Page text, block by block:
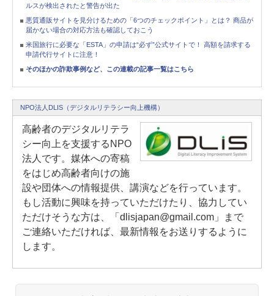
ルスが検出されたと警告が出た
悪質通販サイトを見分けるための「6つのチェックポイント」とは？ 商品が
届かない場合の対応方法も確認しておこう
米国旅行に必要な「ESTA」の申請は“必ず”公式サイトで！ 高額を請求する
申請代行サイトに注意！
そのほかの詐欺事例など、この連載の記事一覧はこちら
NPO法人DLIS（デジタルリテラシー向上機構）
高齢者のデジタルリテラ
シー向上を支援するNPO
法人です。媒体への寄稿
をはじめ高齢者向けの施
設や団体への情報提供、講演などを行っています。
もし活動に興味を持っていただけたり、協力してい
ただけそうな方は、「dlisjapan@gmail.com」まで
ご連絡いただければ、最新情報をお送りするように
します。